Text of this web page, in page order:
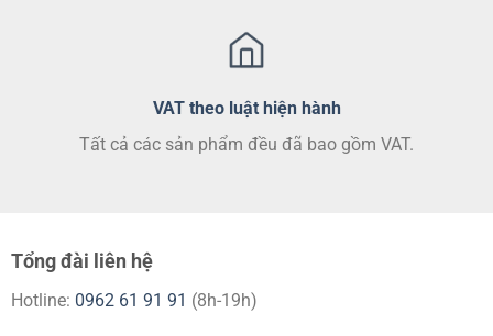
VAT theo luật hiện hành
Tất cả các sản phẩm đều đã bao gồm VAT.
Tổng đài liên hệ
Hotline: 0962 61 91 91 (8h-19h)